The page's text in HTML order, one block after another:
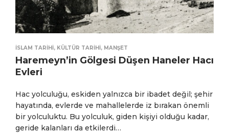
İSLAM TARIHI, KÜLTÜR TARIHI, MANŞET
Haremeyn’in Gölgesi Düşen Haneler Hacı
Evleri
Hac yolculuğu, eskiden yalnızca bir ibadet değil; şehir
hayatında, evlerde ve mahallelerde iz bırakan önemli
bir yolculuktu. Bu yolculuk, giden kişiyi olduğu kadar,
geride kalanları da etkilerdi…